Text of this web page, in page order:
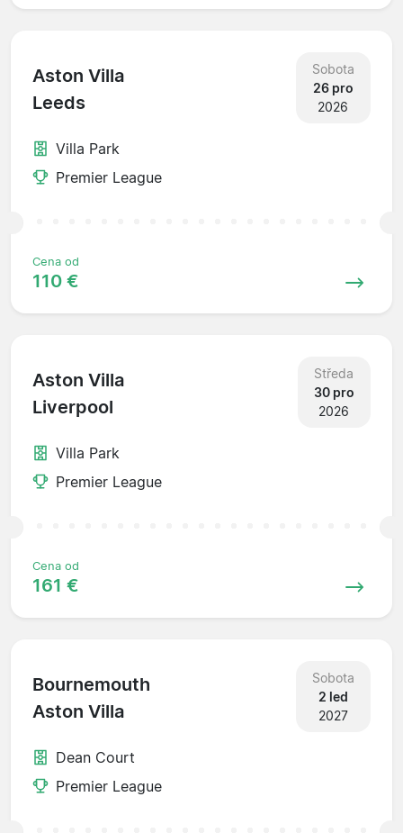
Aston Villa
Leeds
Sobota
26 pro
2026
Villa Park
Premier League
Cena od
110 €
Aston Villa
Liverpool
Středa
30 pro
2026
Villa Park
Premier League
Cena od
161 €
Bournemouth
Aston Villa
Sobota
2 led
2027
Dean Court
Premier League